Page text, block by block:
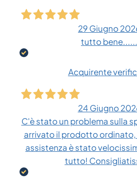
29 Giugno
tutto bene......
Acquirente
24 Giugno
C'è stato un problema sulla
arrivato il prodotto ordinato,
assistenza è stato
tutto!